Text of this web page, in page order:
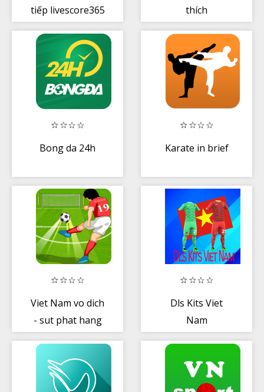
tiếp livescore365
thích
Bong da 24h Karate in brief
Viet Nam vo dich
- sut phat hang
Dls Kits Viet
Nam